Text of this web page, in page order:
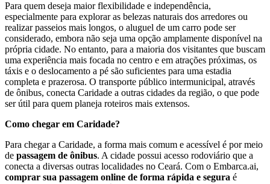
Para quem deseja maior flexibilidade e independência,
especialmente para explorar as belezas naturais dos arredores ou
realizar passeios mais longos, o aluguel de um carro pode ser
considerado, embora não seja uma opção amplamente disponível na
própria cidade. No entanto, para a maioria dos visitantes que buscam
uma experiência mais focada no centro e em atrações próximas, os
táxis e o deslocamento a pé são suficientes para uma estadia
completa e prazerosa. O transporte público intermunicipal, através
de ônibus, conecta Caridade a outras cidades da região, o que pode
ser útil para quem planeja roteiros mais extensos.
Como chegar em Caridade?
Para chegar a Caridade, a forma mais comum e acessível é por meio
de passagem de ônibus. A cidade possui acesso rodoviário que a
conecta a diversas outras localidades no Ceará. Com o Embarca.ai,
comprar sua passagem online de forma rápida e segura é